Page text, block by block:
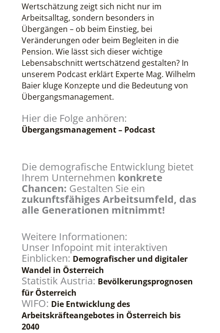
Wertschätzung zeigt sich nicht nur im
Arbeitsalltag, sondern besonders in
Übergängen – ob beim Einstieg, bei
Veränderungen oder beim Begleiten in die
Pension. Wie lässt sich dieser wichtige
Lebensabschnitt wertschätzend gestalten? In
unserem Podcast erklärt Experte Mag. Wilhelm
Baier kluge Konzepte und die Bedeutung von
Übergangsmanagement.
Hier die Folge anhören:
Übergangsmanagement – Podcast
Die demografische Entwicklung bietet
Ihrem Unternehmen konkrete
Chancen: Gestalten Sie ein
zukunftsfähiges Arbeitsumfeld, das
alle Generationen mitnimmt!
Weitere Informationen:
Unser Infopoint mit interaktiven
Einblicken: Demografischer und digitaler
Wandel in Österreich
Statistik Austria: Bevölkerungsprognosen
für Österreich
WIFO: Die Entwicklung des
Arbeitskräfteangebotes in Österreich bis
2040